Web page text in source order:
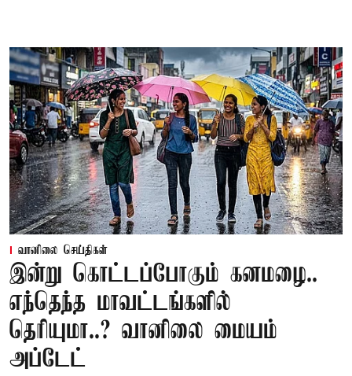
வானிலை செய்திகள்
இன்று கொட்டப்போகும் கனமழை..
எந்தெந்த மாவட்டங்களில்
தெரியுமா..? வானிலை மையம்
அப்டேட்